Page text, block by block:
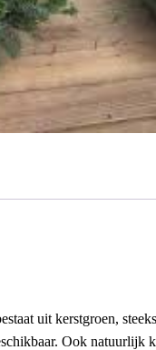
uit kerstgroen,
Ook